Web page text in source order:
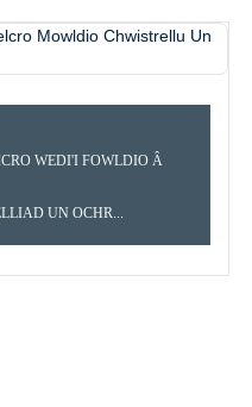
WEDI'I FOWLDIO Â
UN OCHR...